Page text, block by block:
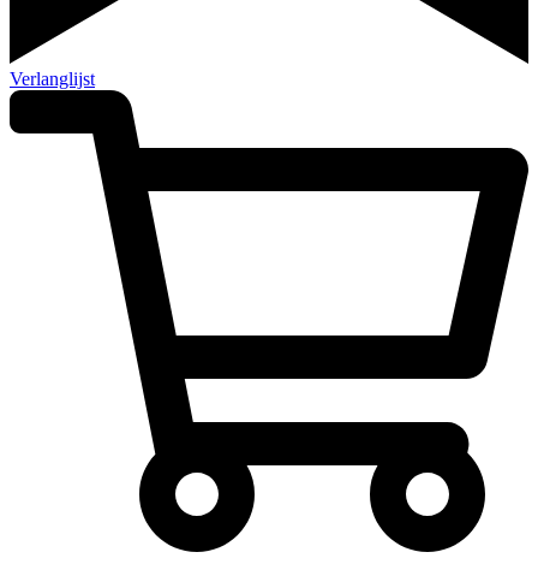
Verlanglijst